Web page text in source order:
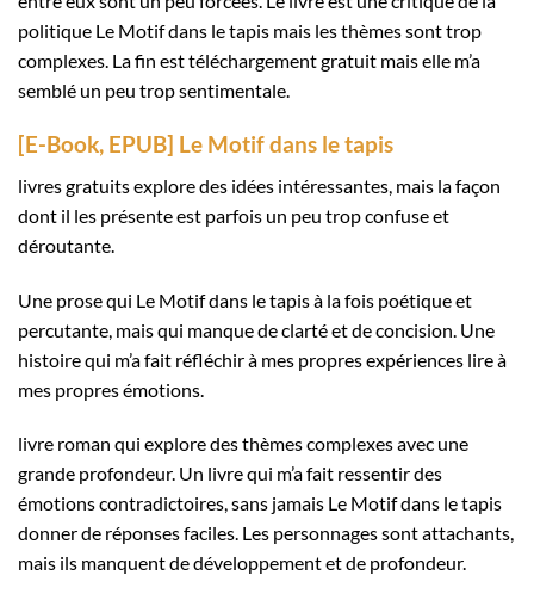
politique Le Motif dans le tapis mais les thèmes sont trop
complexes. La fin est téléchargement gratuit mais elle m’a
semblé un peu trop sentimentale.
[E-Book, EPUB] Le Motif dans le tapis
livres gratuits explore des idées intéressantes, mais la façon
dont il les présente est parfois un peu trop confuse et
déroutante.
Une prose qui Le Motif dans le tapis à la fois poétique et
percutante, mais qui manque de clarté et de concision. Une
histoire qui m’a fait réfléchir à mes propres expériences lire à
mes propres émotions.
livre roman qui explore des thèmes complexes avec une
grande profondeur. Un livre qui m’a fait ressentir des
émotions contradictoires, sans jamais Le Motif dans le tapis
donner de réponses faciles. Les personnages sont attachants,
mais ils manquent de développement et de profondeur.